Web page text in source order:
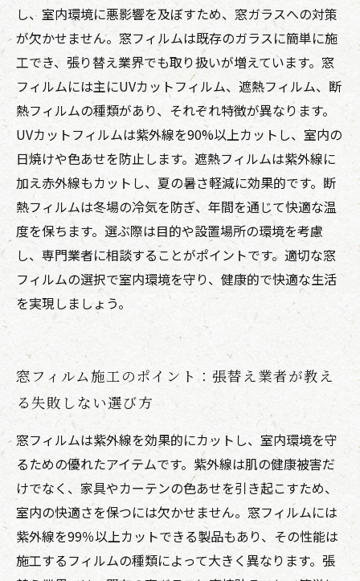
し、室内環境に悪影響を及ぼすため、窓ガラスへの対策
が欠かせません。窓フィルムは既存のガラスに簡単に施
工でき、張り替え業界でも取り扱いが増えています。窓
フィルムには主にUVカットフィルム、遮熱フィルム、断
熱フィルムの種類があり、それぞれ特徴が異なります。
UVカットフィルムは紫外線を90%以上カットし、室内の
日焼けや色あせを防止します。遮熱フィルムは紫外線に
加え赤外線もカットし、夏の暑さ軽減に効果的です。断
熱フィルムは冬場の冷気を防ぎ、年間を通じて快適な温
度を保ちます。選ぶ際は目的や設置場所の環境を考慮
し、専門業者に相談することがポイントです。適切な窓
フィルムの選択で室内環境を守り、健康的で快適な生活
を実現しましょう。
窓フィルム施工のポイント：張替え業者が教え
る失敗しない選び方
窓フィルムは紫外線を効果的にカットし、室内環境を守
るための優れたアイテムです。紫外線は肌の健康被害だ
けでなく、家具やカーテンの色あせを引き起こすため、
室内の快適さを保つには欠かせません。窓フィルムには
紫外線を99％以上カットできる製品もあり、その性能は
施工するフィルムの種類によって大きく異なります。張